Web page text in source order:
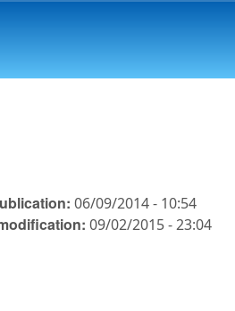
06/09/2014 - 10:54
09/02/2015 - 23:04